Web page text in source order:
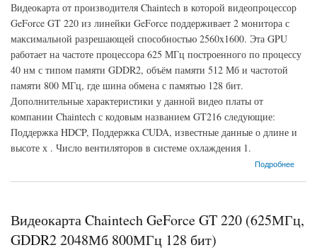
Видеокарта от производителя Chaintech в которой видеопроцессор
GeForce GT 220 из линейки GeForce поддерживает 2 монитора с
максимальной разрешающей способностью 2560x1600. Эта GPU
работает на частоте процессора 625 МГц построенного по процессу
40 нм с типом памяти GDDR2, объём памяти 512 Мб и частотой
памяти 800 МГц, где шина обмена с памятью 128 бит.
Дополнительные характеристики у данной видео платы от
компании Chaintech с кодовым названием GT216 следующие:
Поддержка HDCP, Поддержка CUDA, известные данные о длине и
высоте х . Число вентиляторов в системе охлаждения 1.
Подробнее
о Видеокарта Chaintech GeForce GT 220 (625МГц, GDDR2 512Мб 800МГц 128 бит)
Видеокарта Chaintech GeForce GT 220 (625МГц,
GDDR2 2048Мб 800МГц 128 бит)